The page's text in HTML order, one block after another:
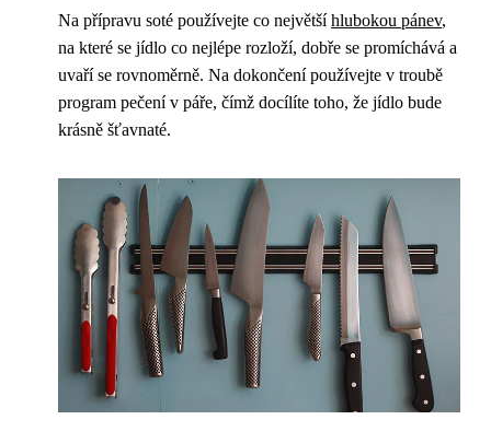
Na přípravu soté používejte co největší hlubokou pánev,
na které se jídlo co nejlépe rozloží, dobře se promíchává a
uvaří se rovnoměrně. Na dokončení používejte v troubě
program pečení v páře, čímž docílíte toho, že jídlo bude
krásně šťavnaté.